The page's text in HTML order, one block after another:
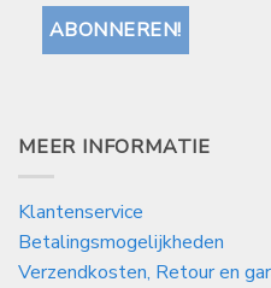
MEER INFORMATIE
Klantenservice
Betalingsmogelijkheden
Verzendkosten, Retour en